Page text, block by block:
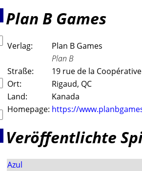
Plan B Games
Verlag:
Plan B Games
Plan B
Straße:
19 rue de la Coopérative
Ort:
Rigaud, QC
Land:
Kanada
Homepage: https://
Veröffentlichte
Azul